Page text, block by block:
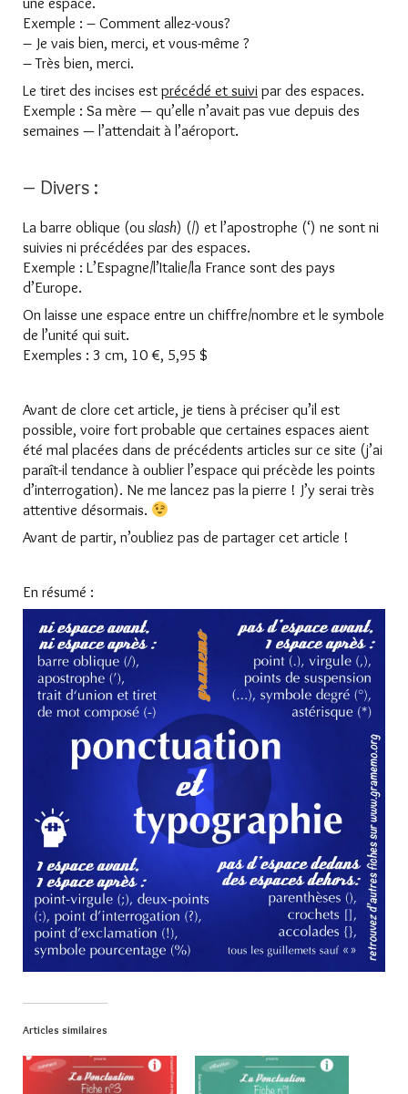
Exemple : – Comment allez-vous?
– Je vais bien, merci, et vous-même ?
– Très bien, merci.
Le tiret des incises est précédé et suivi par des espaces.
Exemple : Sa mère — qu’elle n’avait pas vue depuis des
semaines — l’attendait à l’aéroport.
– Divers :
La barre oblique (ou slash) (/) et l’apostrophe (‘) ne sont ni
suivies ni précédées par des espaces.
Exemple : L’Espagne/l’Italie/la France sont des pays
d’Europe.
On laisse une espace entre un chiffre/nombre et le symbole
de l’unité qui suit.
Exemples : 3 cm, 10 €, 5,95 $
Avant de clore cet article, je tiens à préciser qu’il est
possible, voire fort probable que certaines espaces aient
été mal placées dans de précédents articles sur ce site (j’ai
paraît-il tendance à oublier l’espace qui précède les points
d’interrogation). Ne me lancez pas la pierre ! J’y serai très
attentive désormais.
Avant de partir, n’oubliez pas de partager cet article !
En résumé :
Articles similaires